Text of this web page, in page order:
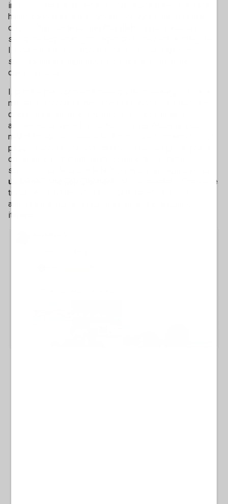
infatti, il post è stato letto in modo molto diverso. In tanti
hanno colto la palla al balzo per ironizzare sull’assenza
degli azzurri dai
semplice aggiornamento logistico in una battuta collettiva.
Il tono è quello classico dei social: veloce, tagliente,
spesso anche esagerato, ma capace di amplificare
qualsiasi cosa.
Il punto è che il contesto pesa più del messaggio. L’Italia
non sarà al Mondiale per la terza edizione consecutiva e
questo dato, ormai, è diventato una specie di lente
attraverso cui viene filtrato tutto il resto. Anche un post
neutro finisce per essere letto come una contraddizione, o
peggio ancora come uno spunto ironico. Nel giro di poche
ore si sono così moltiplicati i commenti: c’è chi ha
scherzato sul fatto che la Nazionale sia “in viaggio verso
un torneo che non giocherà
”, chi ha criticato il tono forse
troppo enfatico per una semplice trasferta, e chi ha
allargato il discorso alla crisi più generale del calcio
italiano.